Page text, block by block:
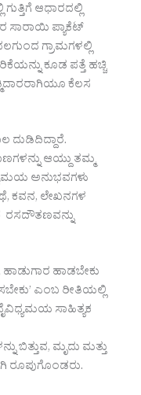
ಆಧಾರದಲ್ಲಿ
ಸಾರಾಯಿ ಪ್ಯಾಕೆಟ್
ಗ್ರಾಮಗಳಲ್ಲಿ
ಕೂಡ ಪತ್ತೆ ಹಚ್ಚಿ
ಕೆಲಸ
ದುಡಿದಿದ್ದಾರೆ.
ಆಯ್ದು ತಮ್ಮ
ಅನುಭವಗಳು
ಕವನ, ಲೇಖನಗಳ
ರಸದೌತಣವನ್ನು
ಹಾಡಬೇಕು
ಎಂಬ ರೀತಿಯಲ್ಲಿ
ಸಾಹಿತ್ಯಕ
ಮೃದು ಮತ್ತು